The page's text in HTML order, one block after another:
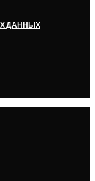
ДАННЫХ